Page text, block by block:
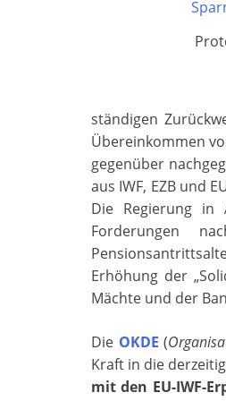
ständigen
Übereinkommen
gegenüber
aus IWF, EZB und
Die Regierung
Forderungen
Erhöhung der
Mächte und der
Die OKDE (
Kraft in die
mit den EU-IWF-